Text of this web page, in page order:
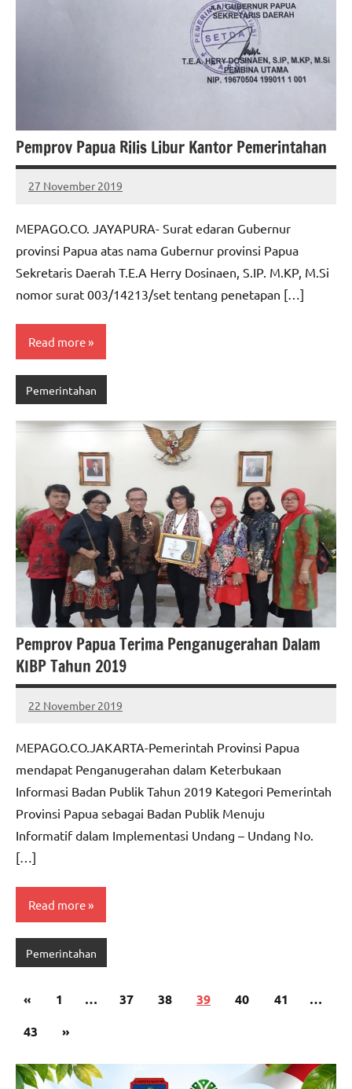
Pemprov Papua Rilis Libur Kantor Pemerintahan
27 November 2019
MEPAGO
No
MEPAGO.CO. JAYAPURA- Surat edaran Gubernur
provinsi Papua atas nama Gubernur provinsi Papua
Sekretaris Daerah T.E.A Herry Dosinaen, S.IP. M.KP, M.Si
nomor surat 003/14213/set tentang penetapan […]
Read more
Pemerintahan
Pemprov Papua Terima Penganugerahan Dalam
KIBP Tahun 2019
22 November 2019
MEPAGO
No
MEPAGO.CO.JAKARTA-Pemerintah Provinsi Papua
mendapat Penganugerahan dalam Keterbukaan
Informasi Badan Publik Tahun 2019 Kategori Pemerintah
Provinsi Papua sebagai Badan Publik Menuju
Informatif dalam Implementasi Undang – Undang No.
[…]
Read more
Pemerintahan
Paginasi
pos
«Previous
1 … 37 38 39 40 41
…
43
Next
»